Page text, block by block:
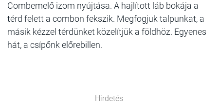
Combemelő izom nyújtása. A hajlított láb bokája a
térd felett a combon fekszik. Megfogjuk talpunkat, a
másik kézzel térdünket közelítjük a földhöz. Egyenes
hát, a csípőnk előrebillen.
Hirdetés